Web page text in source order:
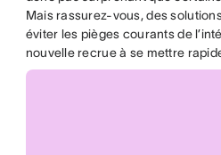
Mais rassurez-vous, des
éviter les pièges courants de
nouvelle recrue à se mettre